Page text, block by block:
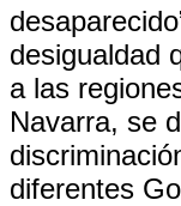
desigualdad
a las
Navarra, se
diferentes